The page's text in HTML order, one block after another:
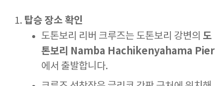
탑승 장소 확인
도톤보리 리버 크루즈는 도톤보리 강변의 도
톤보리 Namba Hachikenyahama Pier
에서 출발합니다.